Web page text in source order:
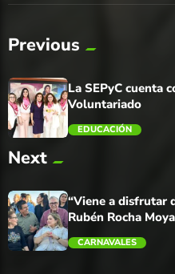
Previous
trending_flat
La SEPyC cuenta
Voluntariado
EDUCACIÓN
Next
“Viene a disfrutar
Rubén Rocha Moya
CARNAVALES